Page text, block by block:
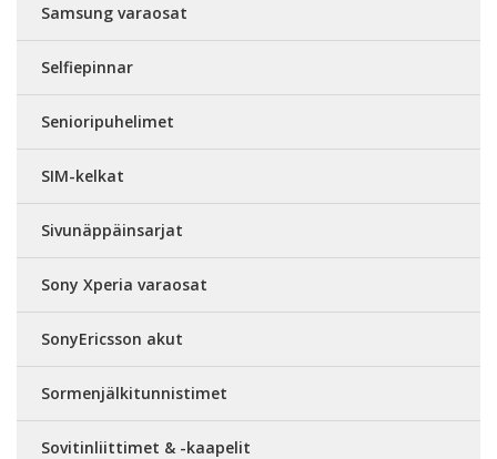
Samsung varaosat
Selfiepinnar
Senioripuhelimet
SIM-kelkat
Sivunäppäinsarjat
Sony Xperia varaosat
SonyEricsson akut
Sormenjälkitunnistimet
Sovitinliittimet & -kaapelit